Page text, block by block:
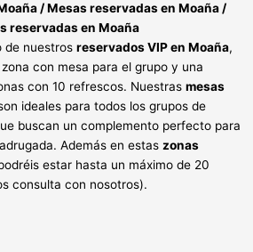
/ Mesas reservadas en Moaña /
reservadas en Moaña
de nuestros reservados VIP en Moaña,
con mesa para el grupo y una
con 10 refrescos. Nuestras mesas
ideales para todos los grupos de
buscan un complemento perfecto para
Además en estas zonas
estar hasta un máximo de 20
consulta con nosotros).